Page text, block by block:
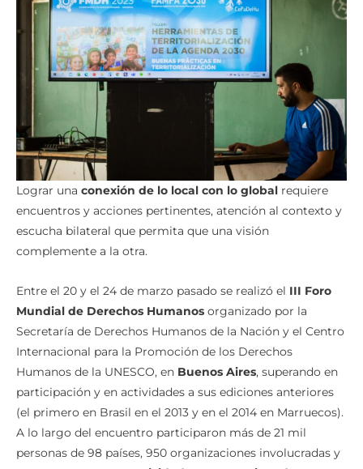
Lograr una conexión de lo local con lo global requiere
encuentros y acciones pertinentes, atención al contexto y
escucha bilateral que permita que una visión
complemente a la otra.
Entre el 20 y el 24 de marzo pasado se realizó el III Foro
Mundial de Derechos Humanos organizado por la
Secretaría de Derechos Humanos de la Nación y el Centro
Internacional para la Promoción de los Derechos
Humanos de la UNESCO, en Buenos Aires, superando en
participación y en actividades a sus ediciones anteriores
(el primero en Brasil en el 2013 y en el 2014 en Marruecos).
A lo largo del encuentro participaron más de 21 mil
personas de 98 países, 950 organizaciones involucradas y